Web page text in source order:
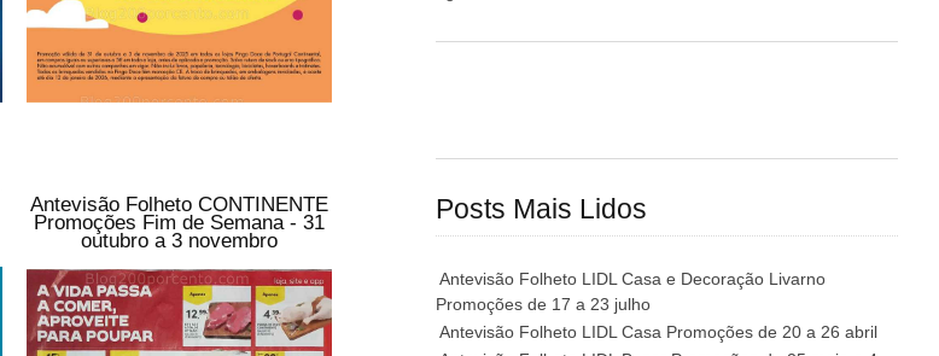
Antevisão Folheto CONTINENTE
Promoções Fim de Semana - 31
outubro a 3 novembro
Posts Mais Lidos
Antevisão Folheto LIDL Casa e Decoração Livarno
Promoções de 17 a 23 julho
Antevisão Folheto LIDL Casa Promoções de 20 a 26 abril